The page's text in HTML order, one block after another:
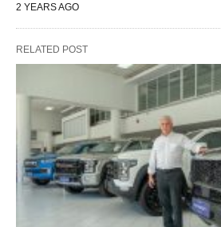
2 YEARS AGO
RELATED POST